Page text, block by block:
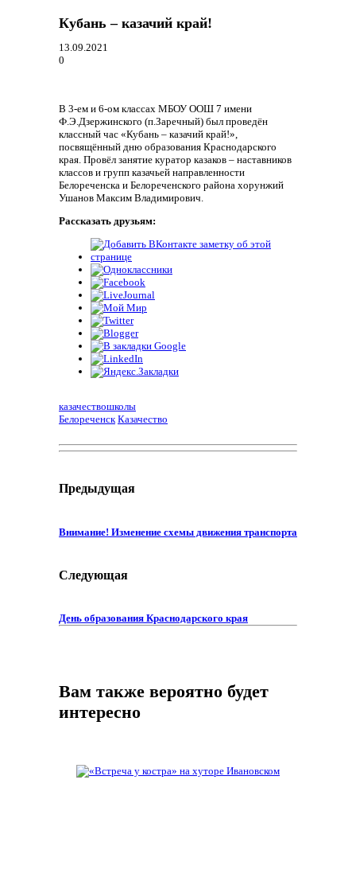
Кубань – казачий край!
13.09.2021
0
В 3-ем и 6-ом классах МБОУ ООШ 7 имени
Ф.Э.Дзержинского (п.Заречный) был проведён
классный час «Кубань – казачий край!»,
посвящённый дню образования Краснодарского
края. Провёл занятие куратор казаков – наставников
классов и групп казачьей направленности
Белореченска и Белореченского района хорунжий
Ушанов Максим Владимирович.
Рассказать друзьям:
казачествошколы
Белореченск Казачество
Предыдущая
Внимание! Изменение схемы движения транспорта
Следующая
День образования Краснодарского края
Вам также вероятно будет
интересно